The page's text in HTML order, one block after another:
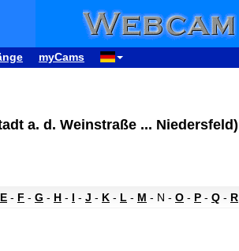
myCams
a. d. Weinstraße ... Niedersfeld)
E - F - G - H - I - J - K - L - M - N - O - P - Q - R